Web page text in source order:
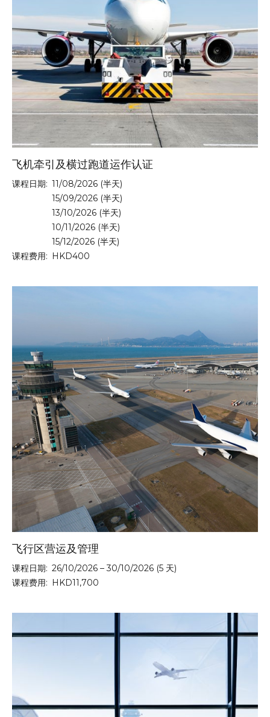
飞机牵引及横过跑道运作认证
课程日期: 11/08/2026 (半天)
15/09/2026 (半天)
13/10/2026 (半天)
10/11/2026 (半天)
15/12/2026 (半天)
课程费用: HKD400
飞行区营运及管理
课程日期: 26/10/2026 – 30/10/2026 (5 天)
课程费用: HKD11,700